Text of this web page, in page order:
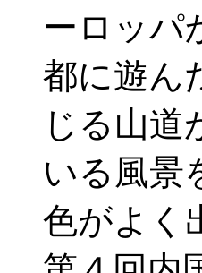
ーロッパ
都に遊ん
じる山道
いる風景
色がよく